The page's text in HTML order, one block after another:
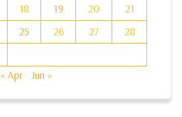
18 19 20
21
25 26 27
28
« Apr
Jun »